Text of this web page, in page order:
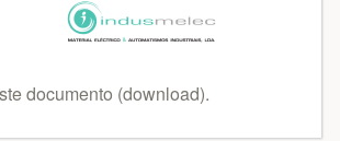
documento (download).